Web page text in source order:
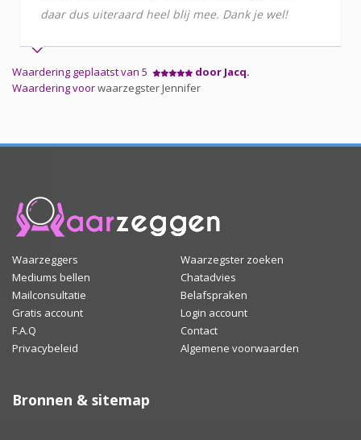
daar dus uiteraard heel blij mee. Dank je wel!
Waardering geplaatst van 5
door Jacq.
Waardering voorwaarzegster Jennifer
Waarzeggers
Waarzegster zoeken
Mediums bellen
Chatadvies
Mailconsultatie
Belafspraken
Gratis account
Login account
F.A.Q
Contact
Privacybeleid
Algemene voorwaarden
Bronnen & sitemap